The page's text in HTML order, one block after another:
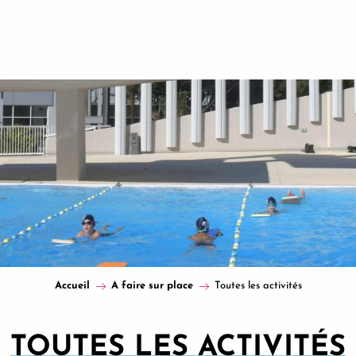
Accueil A faire sur place Toutes les activités
TOUTES LES ACTIVITÉS